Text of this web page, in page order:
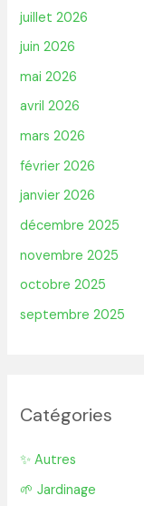
juillet 2026
juin 2026
mai 2026
avril 2026
mars 2026
février 2026
janvier 2026
décembre 2025
novembre 2025
octobre 2025
septembre 2025
Catégories
✨ Autres
🌱 Jardinage